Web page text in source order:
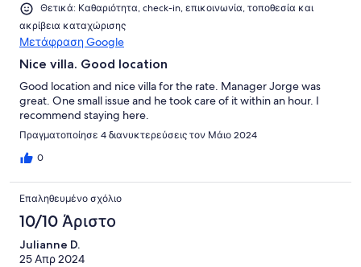
Θετικά: Καθαριότητα, check-in, επικοινωνία, τοποθεσία και
ακρίβεια καταχώρισης
Μετάφραση Google
Nice villa. Good location
Good location and nice villa for the rate. Manager Jorge was
great. One small issue and he took care of it within an hour. I
recommend staying here.
Πραγματοποίησε 4 διανυκτερεύσεις τον Μάιο 2024
0
Επαληθευμένο σχόλιο
10/10 Άριστο
Julianne D.
25 Απρ 2024